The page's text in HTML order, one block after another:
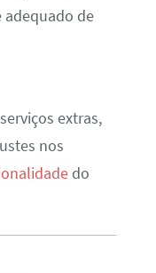
adequado de
extras,
nos
do